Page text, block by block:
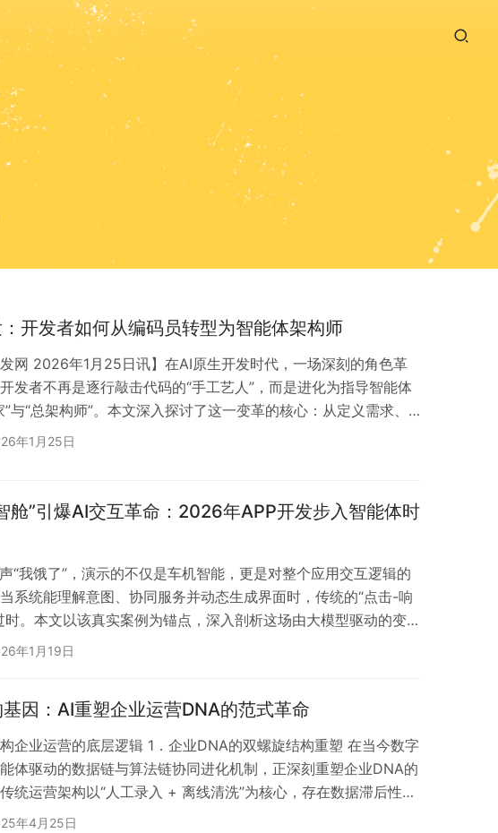
开发者如何从编码员转型为智能体架构师
发网 2026年1月25日讯】在AI原生开发时代，一场深刻的角色革
发者不再是逐行敲击代码的“手工艺人”，而是进化为指导智能体
与“总架构师”。本文深入探讨了这一变革的核心：从定义需求、
全局，人类的价值正从“如何实现”跃升至“解决什么”与“为何这
年1月25日
舱”引爆AI交互革命：2026年APP开发步入智能体时
“我饿了”，演示的不仅是车机智能，更是对整个应用交互逻辑的
系统能理解意图、协同服务并动态生成界面时，传统的“点击-响
时。本文以该真实案例为锚点，深入剖析这场由大模型驱动的变
架构到设计思维，彻底重塑从汽车到移动应用的开发逻辑与用户
年1月19日
因：AI重塑企业运营DNA的范式革命
企业运营的底层逻辑 1．企业DNA的双螺旋结构重塑 在当今数字
体驱动的数据链与算法链协同进化机制，正深刻重塑企业DNA的
统运营架构以“人工录入 + 离线清洗”为核心，存在数据滞后性与
缺陷，平均响应时间超4小时，全球企业每年花费超2000亿美元
年4月25日